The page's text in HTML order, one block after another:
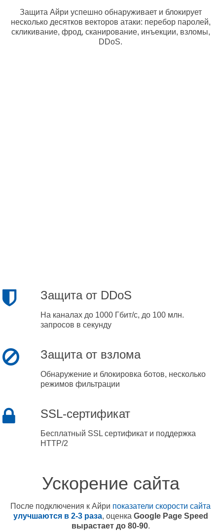
Защита Айри успешно обнаруживает и блокирует
несколько десятков векторов атаки: перебор паролей,
скликивание, фрод, сканирование, инъекции, взломы,
DDoS.
Защита от DDoS
На каналах до 1000 Гбит/с, до 100 млн.
запросов в секунду
Защита от взлома
Обнаружение и блокировка ботов, несколько
режимов фильтрации
SSL-сертификат
Бесплатный SSL сертификат и поддержка
HTTP/2
Ускорение сайта
После подключения к Айри показатели скорости сайта
улучшаются в 2-3 раза, оценка Google Page Speed
вырастает до 80-90.